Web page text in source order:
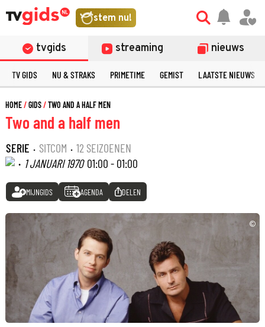
stem nu!
tvgids streaming nieuws
TV GIDS NU & STRAKS PRIMETIME GEMIST LAATSTE NIEUWS
HOME GIDS TWO AND A HALF MEN
Two and a half men
SERIE · SITCOM · 12 SEIZOENEN
· 1 JANUARI 1970 01:00 - 01:00
MIJNGIDS AGENDA DELEN
©